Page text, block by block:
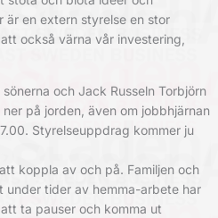
en extern styrelse en stor
också värna vår investering,
och Jack Russeln Torbjörn
på jorden, även om jobbhjärnan
Styrelseuppdrag kommer ju
koppla av och på. Familjen och
tider av hemma-arbete har
ta pauser och komma ut